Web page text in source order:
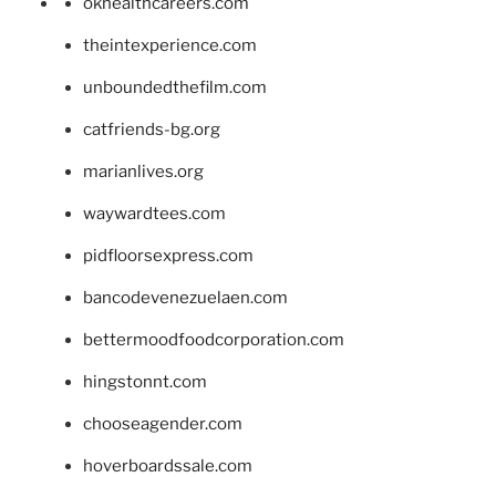
theintexperience.com
unboundedthefilm.com
catfriends-bg.org
marianlives.org
waywardtees.com
pidfloorsexpress.com
bancodevenezuelaen.com
bettermoodfoodcorporation.com
hingstonnt.com
chooseagender.com
hoverboardssale.com